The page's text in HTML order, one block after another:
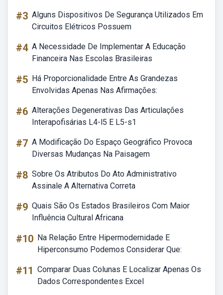
#3 Alguns Dispositivos De Segurança Utilizados Em
Circuitos Elétricos Possuem
#4 A Necessidade De Implementar A Educação
Financeira Nas Escolas Brasileiras
#5 Há Proporcionalidade Entre As Grandezas
Envolvidas Apenas Nas Afirmações:
#6 Alterações Degenerativas Das Articulações
Interapofisárias L4-l5 E L5-s1
#7 A Modificação Do Espaço Geográfico Provoca
Diversas Mudanças Na Paisagem
#8 Sobre Os Atributos Do Ato Administrativo
Assinale A Alternativa Correta
#9 Quais São Os Estados Brasileiros Com Maior
Influência Cultural Africana
#10 Na Relação Entre Hipermodernidade E
Hiperconsumo Podemos Considerar Que:
#11 Comparar Duas Colunas E Localizar Apenas Os
Dados Correspondentes Excel